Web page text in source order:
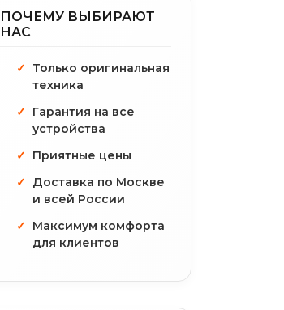
ПОЧЕМУ ВЫБИРАЮТ
НАС
Только оригинальная
техника
Гарантия на все
устройства
Приятные цены
Доставка по Москве
и всей России
Максимум комфорта
для клиентов